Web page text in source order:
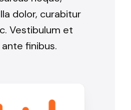
dolor, curabitur
Vestibulum et
finibus.